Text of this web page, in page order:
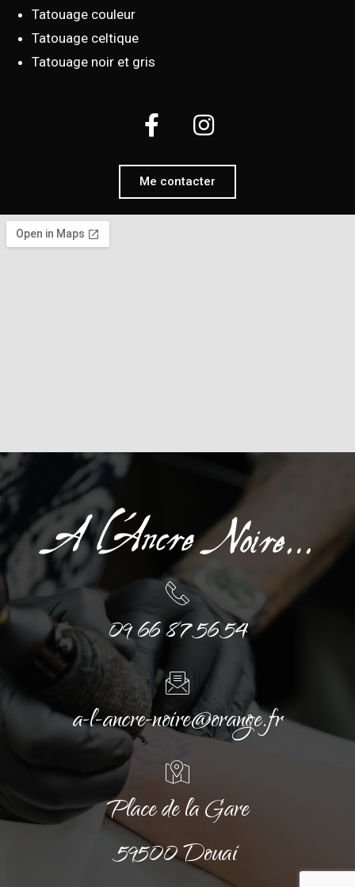
Tatouage couleur
Tatouage celtique
Tatouage noir et gris
Me contacter
09 66 87 56 54
a-l-ancre-noire@orange.fr
Place de la Gare
59500 Douai